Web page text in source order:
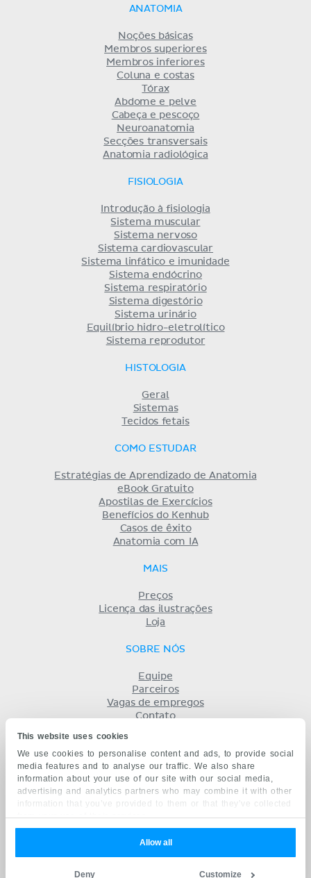
This website uses cookies
We use cookies to personalise content and ads, to provide social
media features and to analyse our traffic. We also share
information about your use of our site with our social media,
advertising and analytics partners who may combine it with other
information that you’ve provided to them or that they’ve collected
from your use of their services.
Allow all
Customize
Deny
ANATOMIA
Noções básicas
Membros superiores
Membros inferiores
Coluna e costas
Tórax
Abdome e pelve
Cabeça e pescoço
Neuroanatomia
Secções transversais
Anatomia radiológica
FISIOLOGIA
Introdução à fisiologia
Sistema muscular
Sistema nervoso
Sistema cardiovascular
Sistema linfático e imunidade
Sistema endócrino
Sistema respiratório
Sistema digestório
Sistema urinário
Equilíbrio hidro-eletrolítico
Sistema reprodutor
HISTOLOGIA
Geral
Sistemas
Tecidos fetais
COMO ESTUDAR
Estratégias de Aprendizado de Anatomia
eBook Gratuito
Apostilas de Exercícios
Benefícios do Kenhub
Casos de êxito
Anatomia com IA
MAIS
Preços
Licença das ilustrações
Loja
SOBRE NÓS
Equipe
Parceiros
Vagas de empregos
Contato
Privacidade
KENHUB EM...
English
русский